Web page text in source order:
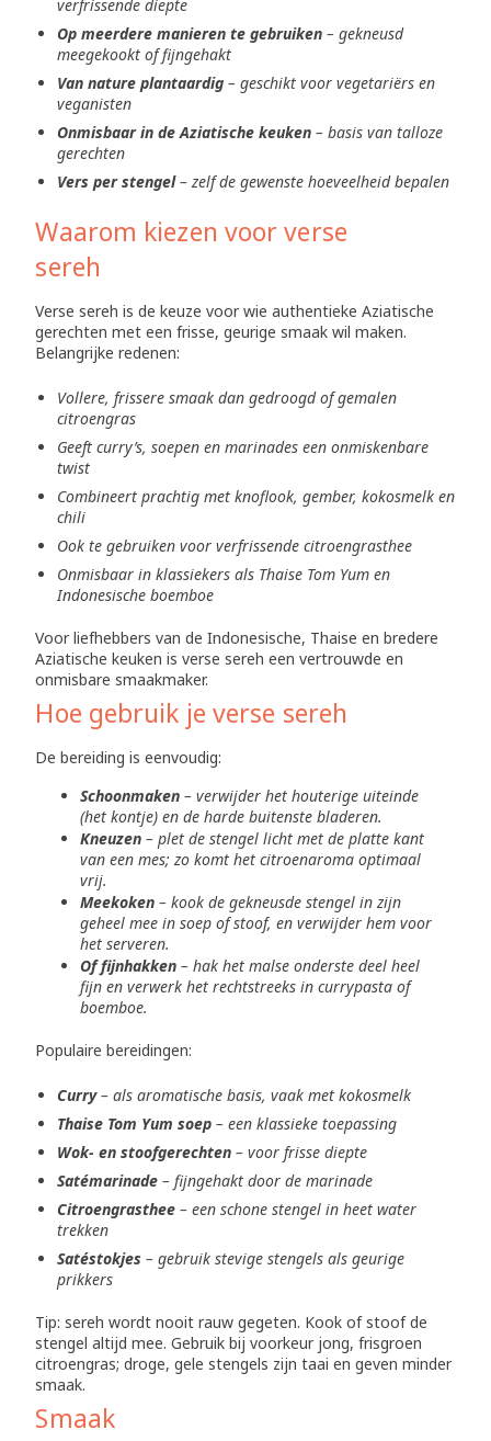
verfrissende diepte
Op meerdere manieren te gebruiken – gekneusd
meegekookt of fijngehakt
Van nature plantaardig – geschikt voor vegetariërs en
veganisten
Onmisbaar in de Aziatische keuken – basis van talloze
gerechten
Vers per stengel– zelf de gewenste hoeveelheid bepalen
Waarom kiezen voor verse
sereh
Verse sereh is de keuze voor wie authentieke Aziatische
gerechten met een frisse, geurige smaak wil maken.
Belangrijke redenen:
Vollere, frissere smaak dan gedroogd of gemalen
citroengras
Geeft curry’s, soepen en marinades een onmiskenbare
twist
Combineert prachtig met knoflook, gember, kokosmelk en
chili
Ook te gebruiken voor verfrissende citroengrasthee
Onmisbaar in klassiekers als Thaise Tom Yum en
Indonesische boemboe
Voor liefhebbers van de Indonesische, Thaise en bredere
Aziatische keuken is verse sereh een vertrouwde en
onmisbare smaakmaker.
Hoe gebruik je verse sereh
De bereiding is eenvoudig:
Schoonmaken – verwijder het houterige uiteinde
(het kontje) en de harde buitenste bladeren.
Kneuzen – plet de stengel licht met de platte kant
van een mes; zo komt het citroenaroma optimaal
vrij.
Meekoken – kook de gekneusde stengel in zijn
geheel mee in soep of stoof, en verwijder hem voor
het serveren.
Of fijnhakken – hak het malse onderste deel heel
fijn en verwerk het rechtstreeks in currypasta of
boemboe.
Populaire bereidingen:
Curry– als aromatische basis, vaak met kokosmelk
Thaise Tom Yum soep – een klassieke toepassing
Wok- en stoofgerechten – voor frisse diepte
Satémarinade – fijngehakt door de marinade
Citroengrasthee – een schone stengel in heet water
trekken
Satéstokjes – gebruik stevige stengels als geurige
prikkers
Tip: sereh wordt nooit rauw gegeten. Kook of stoof de
stengel altijd mee. Gebruik bij voorkeur jong, frisgroen
citroengras; droge, gele stengels zijn taai en geven minder
smaak.
Smaak